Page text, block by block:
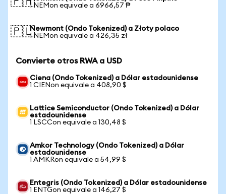
1 NEMon equivale a 6966,57 ₱
🇵🇱Newmont (Ondo Tokenized) a Złoty polaco
1 NEMon equivale a 426,35 zł
Convierte otros RWA a USD
Ciena (Ondo Tokenized) a Dólar estadounidense
1 CIENon equivale a 408,90 $
Lattice Semiconductor (Ondo Tokenized) a Dólar
estadounidense
1 LSCCon equivale a 130,48 $
Amkor Technology (Ondo Tokenized) a Dólar
estadounidense
1 AMKRon equivale a 54,99 $
Entegris (Ondo Tokenized) a Dólar estadounidense
1 ENTGon equivale a 146,27 $